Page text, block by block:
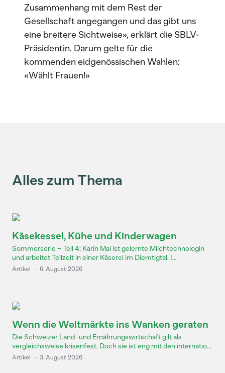
Zusammenhang mit dem Rest der
Gesellschaft angegangen und das gibt uns
eine breitere Sichtweise», erklärt die SBLV-
Präsidentin. Darum gelte für die
kommenden eidgenössischen Wahlen:
«Wählt Frauen!»
Alles zum Thema
Käsekessel, Kühe und Kinderwagen
Sommerserie – Teil 4: Karin Mai ist gelernte Milchtechnologin
und arbeitet Teilzeit in einer Käserei im Diemtigtal. I...
Artikel · 6. August 2026
Wenn die Weltmärkte ins Wanken geraten
Die Schweizer Land- und Ernährungswirtschaft gilt als
vergleichsweise krisenfest. Doch sie ist eng mit den internatio...
Artikel · 3. August 2026